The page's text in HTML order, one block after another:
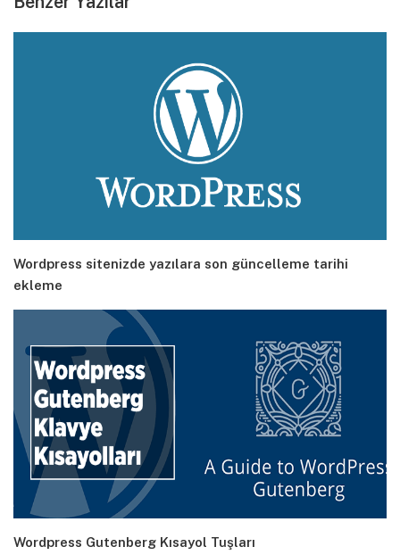
Wordpress sitenizde yazılara son güncelleme tarihi
ekleme
Wordpress Gutenberg Kısayol Tuşları